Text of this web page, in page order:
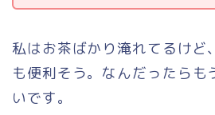
私はお茶ばかり淹れてるけど
も便利そう。なんだったらも
いです。